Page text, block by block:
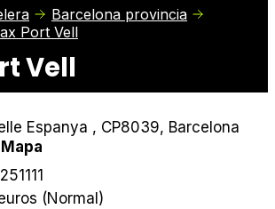
Entradas
Barcelona provincia
Port Vell
Vell
Espanya , CP8039, Barcelona
Mapa
(Normal)